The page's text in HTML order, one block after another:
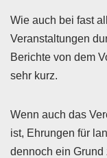
Wie auch bei fast
Veranstaltungen
Berichte von dem
sehr kurz.
Wenn auch das
ist, Ehrungen für
dennoch ein Grund